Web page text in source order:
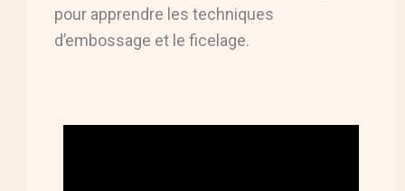
pour apprendre les techniques
d’embossage et le ficelage.